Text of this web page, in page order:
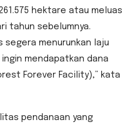
hektare atau meluas
tahun sebelumnya.
segera menurunkan laju
mendapatkan dana
Forever Facility),” kata
pendanaan yang